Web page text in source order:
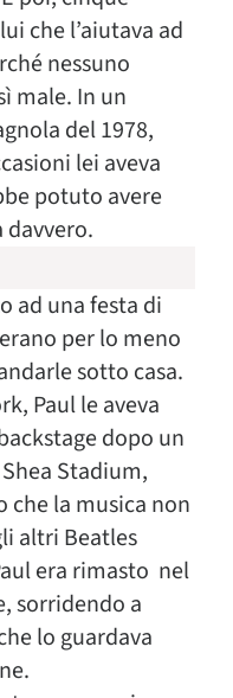
che l’aiutava ad
nessuno
male. In un
del 1978,
lei aveva
potuto avere
davvero.
ad una festa di
per lo meno
sotto casa.
Paul le aveva
dopo un
Stadium,
che la musica non
altri Beatles
era rimasto nel
sorridendo a
lo guardava